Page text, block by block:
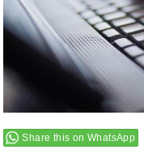
Share this on WhatsApp